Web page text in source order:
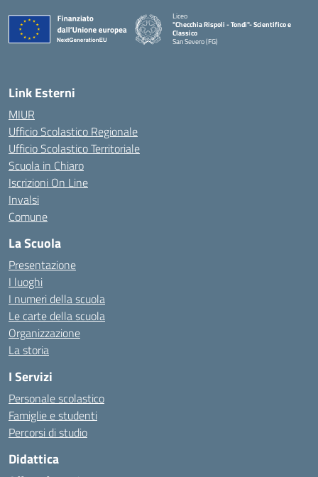
Liceo
"Checchia Rispoli - Tondi"- Scientifico e
Classico
San Severo (FG)
Link Esterni
MIUR
Ufficio Scolastico Regionale
Ufficio Scolastico Territoriale
Scuola in Chiaro
Iscrizioni On Line
Invalsi
Comune
La Scuola
Presentazione
I luoghi
I numeri della scuola
Le carte della scuola
Organizzazione
La storia
I Servizi
Personale scolastico
Famiglie e studenti
Percorsi di studio
Didattica